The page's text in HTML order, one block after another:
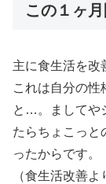
この１ヶ
主に食生活を改
これは自分の性
と…。ましてや
たらちょこっと
ったからです。
（食生活改善